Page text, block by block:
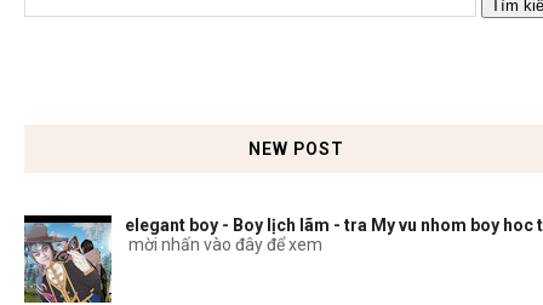
NEW POST
elegant boy - Boy lịch lãm - tra My vu nhom boy hoc
mời nhấn vào đây để xem